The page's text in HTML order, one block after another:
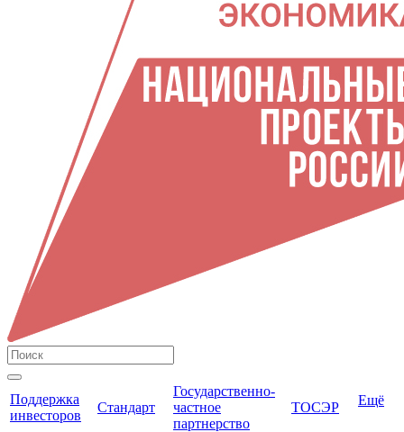
Поддержка
инвесторов
Стандарт
Государственно-
частное
партнерство
ТОСЭР Ещё